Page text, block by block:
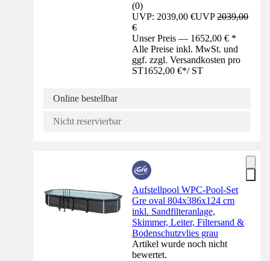
(0)
UVP: 2039,00 €UVP2039,00
€
Unser Preis — 1652,00 € *
Alle Preise inkl. MwSt. und
ggf. zzgl. Versandkosten pro
ST1652,00 €*/ ST
Online bestellbar
Nicht reservierbar
Aufstellpool WPC-Pool-Set
Gre oval 804x386x124 cm
inkl. Sandfilteranlage,
Skimmer, Leiter, Filtersand &
Bodenschutzvlies grau
Artikel wurde noch nicht
bewertet.